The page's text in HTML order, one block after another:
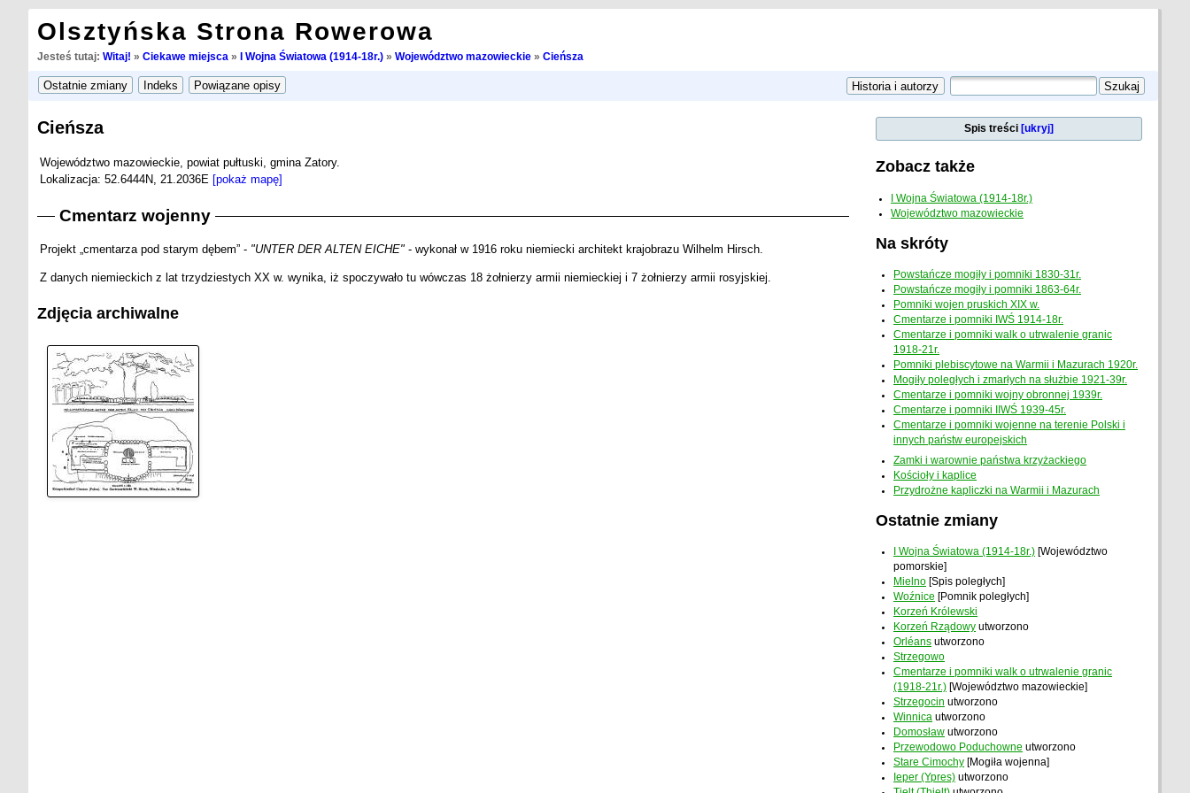
Olsztyńska Strona Rowerowa
Jesteś tutaj: Witaj! » Ciekawe miejsca » I Wojna Światowa (1914-18r.)» Województwo mazowieckie» Cieńsza
Cieńsza
Województwo mazowieckie, powiat pułtuski, gmina Zatory.
Lokalizacja: 52.6444N, 21.2036E [pokaż mapę]
Cmentarz wojenny
Projekt „cmentarza pod starym dębem” - "UNTER DER ALTEN EICHE"- wykonał w 1916 roku niemiecki architekt krajobrazu Wilhelm Hirsch.
Z danych niemieckich z lat trzydziestych XX w. wynika, iż spoczywało tu wówczas 18 żołnierzy armii niemieckiej i 7 żołnierzy armii rosyjskiej.
Zdjęcia archiwalne
Spis treści [ukryj]
Zobacz także
I Wojna Światowa (1914-18r.)
Województwo mazowieckie
Na skróty
Powstańcze mogiły i pomniki 1830-31r.
Powstańcze mogiły i pomniki 1863-64r.
Pomniki wojen pruskich XIX w.
Cmentarze i pomniki IWŚ 1914-18r.
Cmentarze i pomniki walk o utrwalenie granic
1918-21r.
Pomniki plebiscytowe na Warmii i Mazurach 1920r.
Mogiły poległych i zmarłych na służbie 1921-39r.
Cmentarze i pomniki wojny obronnej 1939r.
Cmentarze i pomniki IIWŚ 1939-45r.
Cmentarze i pomniki wojenne na terenie Polski i
innych państw europejskich
Zamki i warownie państwa krzyżackiego
Kościoły i kaplice
Przydrożne kapliczki na Warmii i Mazurach
Ostatnie zmiany
I Wojna Światowa (1914-18r.) [Województwo
pomorskie]
Mielno [Spis poległych]
Woźnice [Pomnik poległych]
Korzeń Królewski
Korzeń Rządowy utworzono
Orléans utworzono
Strzegowo
Cmentarze i pomniki walk o utrwalenie granic
(1918-21r.) [Województwo mazowieckie]
Strzegocin utworzono
Winnica utworzono
Domosław utworzono
Przewodowo Poduchowne utworzono
Stare Cimochy [Mogiła wojenna]
Ieper (Ypres) utworzono